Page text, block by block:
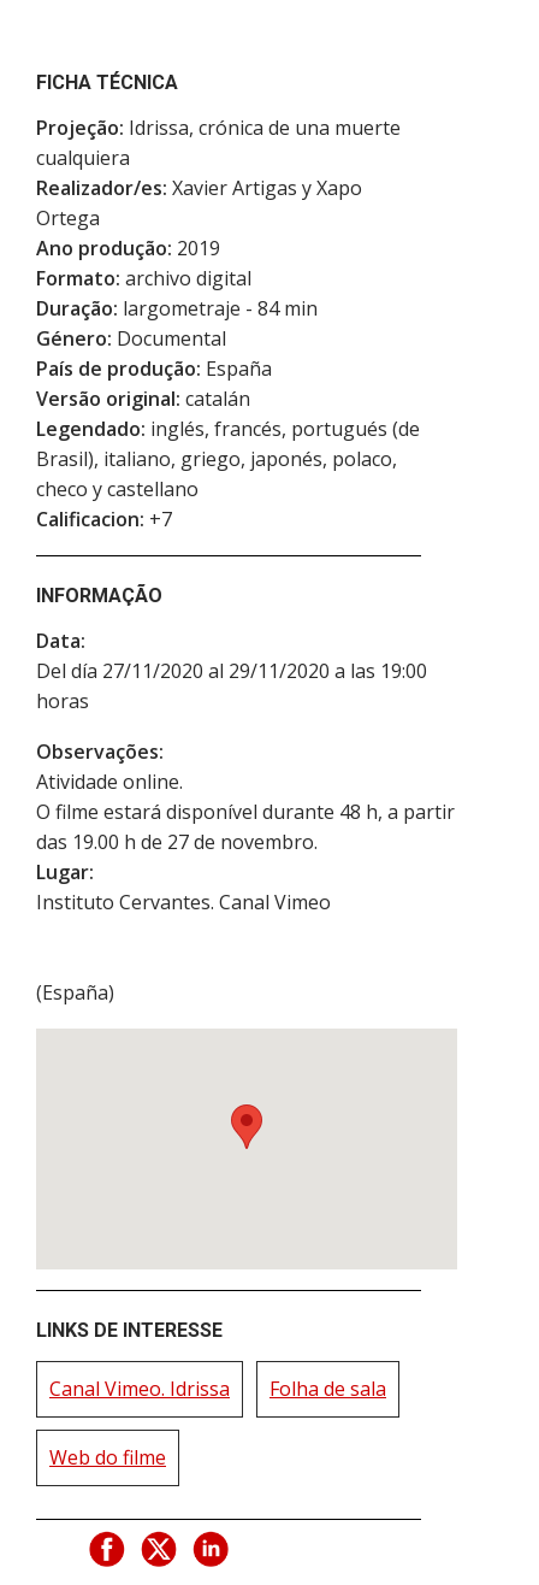
FICHA TÉCNICA
Projeção: Idrissa, crónica de una muerte
cualquiera
Realizador/es: Xavier Artigas y Xapo
Ortega
Ano produção: 2019
Formato: archivo digital
Duração: largometraje - 84 min
Género: Documental
País de produção: España
Versão original: catalán
Legendado: inglés, francés, portugués (de
Brasil), italiano, griego, japonés, polaco,
checo y castellano
Calificacion: +7
INFORMAÇÃO
Data:
Del día 27/11/2020 al 29/11/2020 a las 19:00
horas
Observações:
Atividade online.
O filme estará disponível durante 48 h, a partir
das 19.00 h de 27 de novembro.
Lugar:
Instituto Cervantes. Canal Vimeo
(España)
LINKS DE INTERESSE
Canal Vimeo. Idrissa Folha de sala
Web do filme